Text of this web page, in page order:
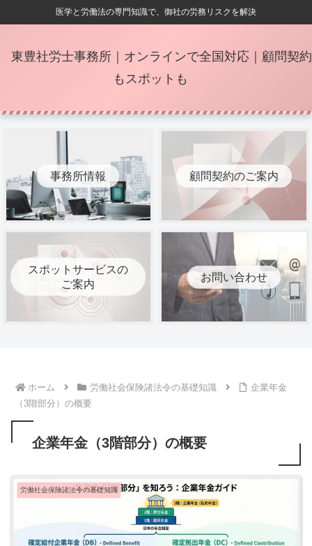
医学と労働法の専門知識で、御社の労務リスクを解決
東豊社労士事務所｜オンラインで全国対応｜顧問契約
もスポットも
事務所情報 顧問契約のご案内
スポットサービスの
ご案内
お問い合わせ
ホーム 労働社会保険諸法令の基礎知識
企業年金
（3階部分）の概要
企業年金（3階部分）の概要
労働社会保険諸法令の基礎知識